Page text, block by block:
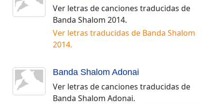
Ver letras de canciones traducidas de
Banda Shalom 2014.
Ver letras traducidas de Banda Shalom
2014.
Banda Shalom Adonai
Ver letras de canciones traducidas de
Banda Shalom Adonai.